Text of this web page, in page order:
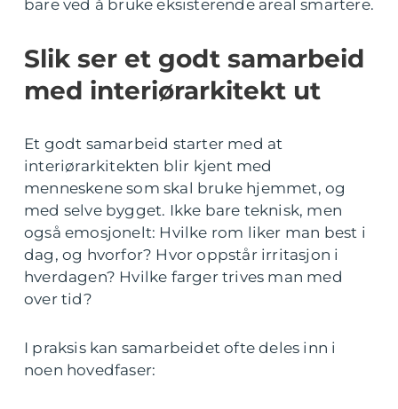
bare ved å bruke eksisterende areal smartere.
Slik ser et godt samarbeid
med interiørarkitekt ut
Et godt samarbeid starter med at
interiørarkitekten blir kjent med
menneskene som skal bruke hjemmet, og
med selve bygget. Ikke bare teknisk, men
også emosjonelt: Hvilke rom liker man best i
dag, og hvorfor? Hvor oppstår irritasjon i
hverdagen? Hvilke farger trives man med
over tid?
I praksis kan samarbeidet ofte deles inn i
noen hovedfaser: